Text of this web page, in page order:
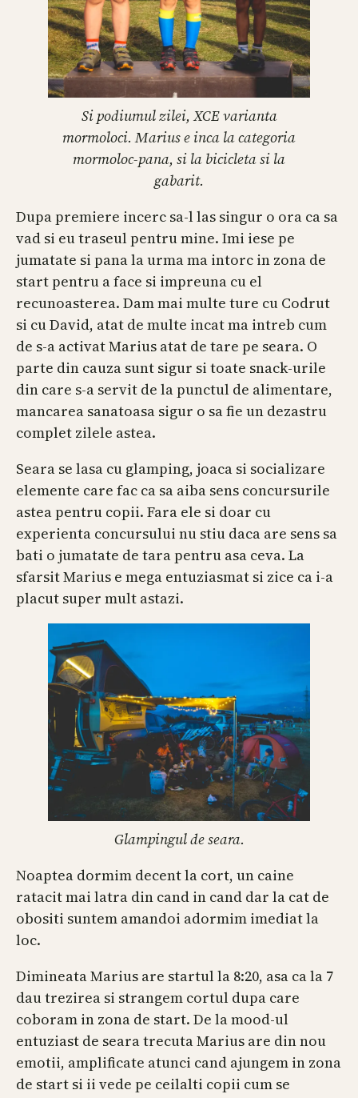
Si podiumul zilei, XCE varianta
mormoloci. Marius e inca la categoria
mormoloc-pana, si la bicicleta si la
gabarit.
Dupa premiere incerc sa-l las singur o ora ca sa
vad si eu traseul pentru mine. Imi iese pe
jumatate si pana la urma ma intorc in zona de
start pentru a face si impreuna cu el
recunoasterea. Dam mai multe ture cu Codrut
si cu David, atat de multe incat ma intreb cum
de s-a activat Marius atat de tare pe seara. O
parte din cauza sunt sigur si toate snack-urile
din care s-a servit de la punctul de alimentare,
mancarea sanatoasa sigur o sa fie un dezastru
complet zilele astea.
Seara se lasa cu glamping, joaca si socializare
elemente care fac ca sa aiba sens concursurile
astea pentru copii. Fara ele si doar cu
experienta concursului nu stiu daca are sens sa
bati o jumatate de tara pentru asa ceva. La
sfarsit Marius e mega entuziasmat si zice ca i-a
placut super mult astazi.
Glampingul de seara.
Noaptea dormim decent la cort, un caine
ratacit mai latra din cand in cand dar la cat de
obositi suntem amandoi adormim imediat la
loc.
Dimineata Marius are startul la 8:20, asa ca la 7
dau trezirea si strangem cortul dupa care
coboram in zona de start. De la mood-ul
entuziast de seara trecuta Marius are din nou
emotii, amplificate atunci cand ajungem in zona
de start si ii vede pe ceilalti copii cum se